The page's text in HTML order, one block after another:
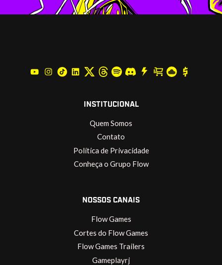
INSTITUCIONAL
Quem Somos
Contato
Política de Privacidade
Conheça o Grupo Flow
NOSSOS CANAIS
Flow Games
Cortes do Flow Games
Flow Games Trailers
Gameplayrj